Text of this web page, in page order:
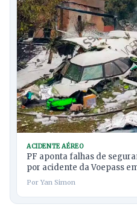
ACIDENTE AÉREO
PF aponta falhas de
por acidente da Voepass
Por Yan Simon